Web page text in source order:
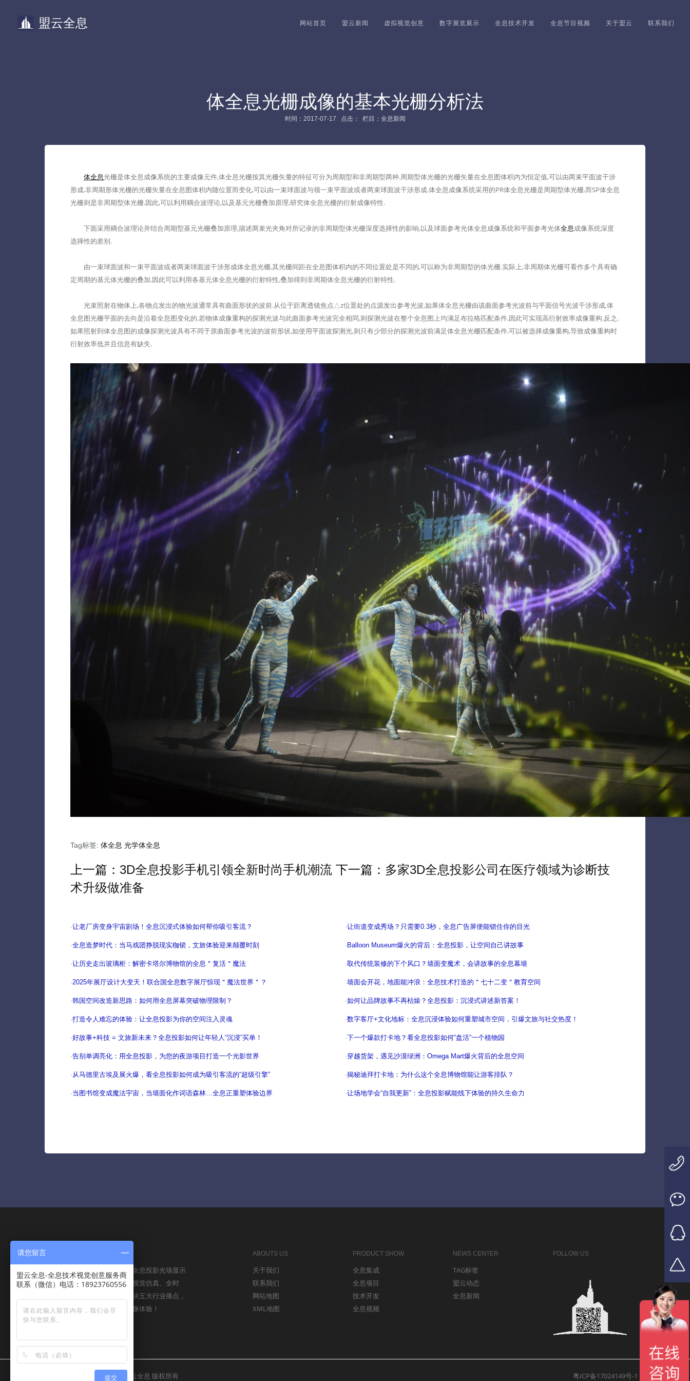
盟云全息 网站首页 盟云新闻 虚拟视觉创意 数字展览展示 全息技术开发 全息节目视频 关于盟云 联系我们
体全息光栅成像的基本光栅分析法
时间：2017-07-17 点击： 栏目：全息新闻
体全息光栅是体全息成像系统的主要成像元件,体全息光栅按其光栅矢量的特征可分为周期型和非周期型两种.周期型体光栅的光栅矢量在全息图体积内为恒定值,可以由两束平面波干涉
形成.非周期形体光栅的光栅矢量在全息图体积内随位置而变化,可以由一束球面波与领一束平面波或者两束球面波干涉形成.体全息成像系统采用的PR体全息光栅是周期型体光栅,而SP体全息
光栅则是非周期型体光栅.因此,可以利用耦合波理论,以及基元光栅叠加原理,研究体全息光栅的衍射成像特性.
下面采用耦合波理论并结合周期型基元光栅叠加原理,描述两束光夹角对所记录的非周期型体光栅深度选择性的影响,以及球面参考光体全息成像系统和平面参考光体全息成像系统深度
选择性的差别.
由一束球面波和一束平面波或者两束球面波干涉形成体全息光栅,其光栅间距在全息图体积内的不同位置处是不同的,可以称为非周期型的体光栅.实际上,非周期体光栅可看作多个具有确
定周期的基元体光栅的叠加,因此可以利用各基元体全息光栅的衍射特性,叠加得到非周期体全息光栅的衍射特性.
光束照射在物体上,各物点发出的物光波通常具有曲面形状的波前.从位于距离透镜焦点△z位置处的点源发出参考光波,如果体全息光栅由该曲面参考光波前与平面信号光波干涉形成,体
全息图光栅平面的去向是沿着全息图变化的.若物体成像重构的探测光波与此曲面参考光波完全相同,则探测光波在整个全息图上均满足布拉格匹配条件,因此可实现高衍射效率成像重构.反之,
如果照射到体全息图的成像探测光波具有不同于原曲面参考光波的波前形状,如使用平面波探测光,则只有少部分的探测光波前满足体全息光栅匹配条件,可以被选择成像重构,导致成像重构时
衍射效率低并且信息有缺失.
Tag标签: 体全息 光学体全息
上一篇： 3D全息投影手机引领全新时尚手机潮流 下一篇： 多家3D全息投影公司在医疗领域为诊断技
术升级做准备
·让老厂房变身宇宙剧场！全息沉浸式体验如何帮你吸引客流？ ·让街道变成秀场？只需要0.3秒，全息广告屏便能锁住你的目光
·全息造梦时代：当马戏团挣脱现实枷锁，文旅体验迎来颠覆时刻 · Balloon Museum爆火的背后：全息投影，让空间自己讲故事
·让历史走出玻璃柜：解密卡塔尔博物馆的全息＂复活＂魔法 ·取代传统装修的下个风口？墙面变魔术，会讲故事的全息幕墙
·2025年展厅设计大变天！联合国全息数字展厅惊现＂魔法世界＂？ ·墙面会开花，地面能冲浪：全息技术打造的＂七十二变＂教育空间
·韩国空间改造新思路：如何用全息屏幕突破物理限制？ ·如何让品牌故事不再枯燥？全息投影：沉浸式讲述新答案！
·打造令人难忘的体验：让全息投影为你的空间注入灵魂 ·数字客厅+文化地标：全息沉浸体验如何重塑城市空间，引爆文旅与社交热度！
·好故事+科技 = 文旅新未来？全息投影如何让年轻人“沉浸”买单！ ·下一个爆款打卡地？看全息投影如何“盘活”一个植物园
·告别单调亮化：用全息投影，为您的夜游项目打造一个光影世界 ·穿越货架，遇见沙漠绿洲：Omega Mart爆火背后的全息空间
·从马德里古埃及展火爆，看全息投影如何成为吸引客流的“超级引擎” ·揭秘迪拜打卡地：为什么这个全息博物馆能让游客排队？
·当图书馆变成魔法宇宙，当墙面化作词语森林…全息正重塑体验边界 ·让场地学会“自我更新”：全息投影赋能线下体验的持久生命力
盟云全息将依托全球先进的全息投影光场显示
技术和云平台，以裸眼，高视觉仿真、全时
空、全地域的特征，一举解决五大行业痛点，
呈现给用户无比震撼全息影像体验！
ABOUTS US
关于我们
联系我们
网站地图
XML地图
PRODUCT SHOW
全息集成
全息项目
技术开发
全息视频
NEWS CENTER
TAG标签
盟云动态
全息新闻
FOLLOW US
Copyright © 2016-2025 盟云全息 版权所有 粤ICP备17024149号-1
请您留言
盟云全息-全息技术视觉创意服务商
联系（微信）电话：18923760556
提交